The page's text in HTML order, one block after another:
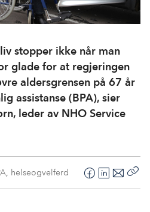
stopper ikke når man
glade for at regjeringen
aldersgrensen på 67 år
assistanse (BPA), sier
leder av NHO Service
, helseogvelferd
F
a
L
i
E
-